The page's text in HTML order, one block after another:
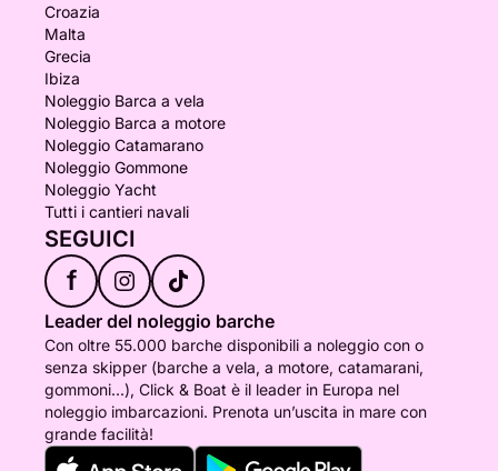
Croazia
Malta
Grecia
Ibiza
Noleggio Barca a vela
Noleggio Barca a motore
Noleggio Catamarano
Noleggio Gommone
Noleggio Yacht
Tutti i cantieri navali
SEGUICI
f
Leader del noleggio barche
Con oltre 55.000 barche disponibili a noleggio con o
senza skipper (barche a vela, a motore, catamarani,
gommoni...), Click & Boat è il leader in Europa nel
noleggio imbarcazioni. Prenota un’uscita in mare con
grande facilità!